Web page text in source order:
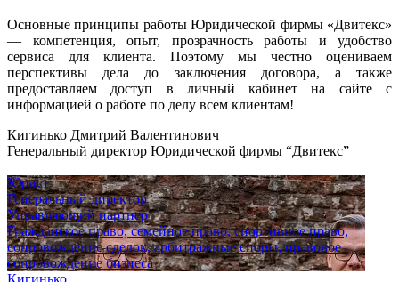
Основные принципы работы Юридической фирмы «Двитекс»
— компетенция, опыт, прозрачность работы и удобство
сервиса для клиента. Поэтому мы честно оцениваем
перспективы дела до заключения договора, а также
предоставляем доступ в личный кабинет на сайте с
информацией о работе по делу всем клиентам!
Кигинько Дмитрий Валентинович
Генеральный директор Юридической фирмы “Двитекс”
Юрист
Генеральный директор
Управляющий партнер
Гражданское право, семейное право, спортивное право,
сопровождение сделок, арбитражные споры, правовое
сопровождение бизнеса